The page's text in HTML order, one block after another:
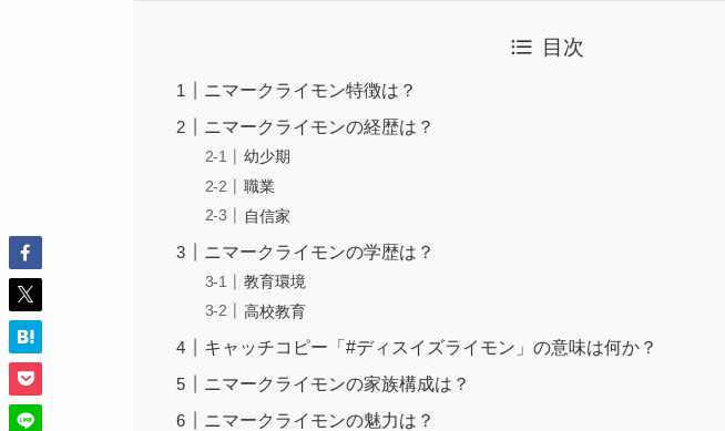
目次
ニマークライモン特徴は？
ニマークライモンの経歴は？
幼少期
職業
自信家
ニマークライモンの学歴は？
教育環境
高校教育
キャッチコピー「#ディスイズライモン」の意味は何か？
ニマークライモンの家族構成は？
ニマークライモンの魅力は？